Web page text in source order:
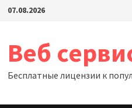
Перейти
содержимому
07.08.2026
Веб
Бесплатные лицензии к